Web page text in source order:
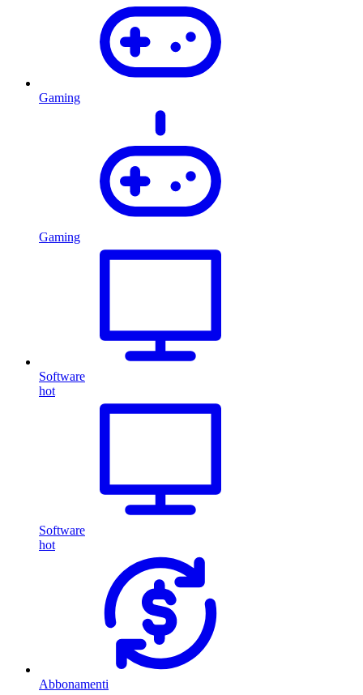
Gaming
Gaming
Software
hot
Software
hot
Abbonamenti